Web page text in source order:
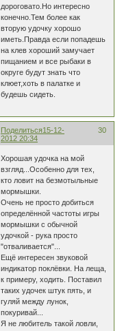
дороговато.Но интересно
конечно.Тем более как
вторую удочку хорошо
иметь.Правда если попадешь
на клев хороший замучает
пищанием и все рыбаки в
округе будут знать что
клюет,хоть в палатке и
будешь сидеть.
Поделиться 30
15-12-
2012 20:34
Хорошая удочка на мой
взгляд...Особенно для тех,
кто ловит на безмотыльные
мормышки.
Очень не просто добиться
определённой частоты игры
мормышки с обычной
удочкой - рука просто
"отваливается"...
Ещё интересен звуковой
индикатор поклёвки. На леща,
к примеру, ходить. Поставил
таких удочек штук пять, и
гуляй между лунок,
покуривай...
Я не любитель такой ловли,